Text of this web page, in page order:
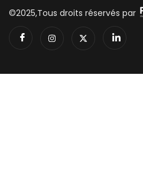
©2025,Tous droits réservés par